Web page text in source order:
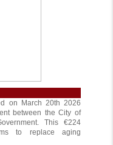
on March 20th 2026
between the City of
This €224
to replace aging